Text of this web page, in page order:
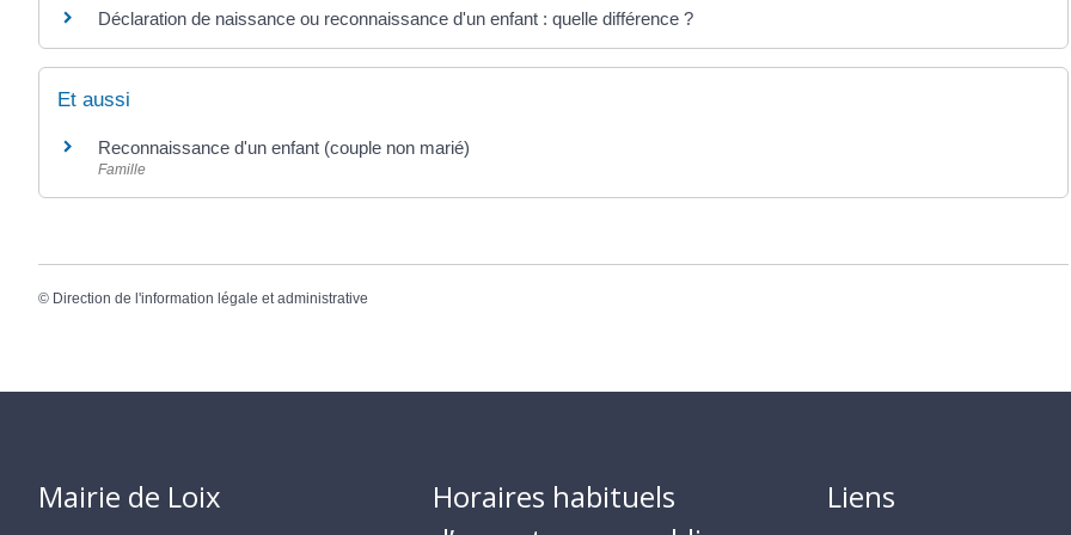
Déclaration de naissance ou reconnaissance d'un enfant : quelle différence ?
Et aussi
Reconnaissance d'un enfant (couple non marié)
Famille
© Direction de l'information légale et administrative
Mairie de Loix
Horaires habituels
Liens